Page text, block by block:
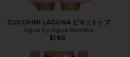
ZUCCHINI LAGUNA ビキニトップ
Agua by Agua Bendita
$180